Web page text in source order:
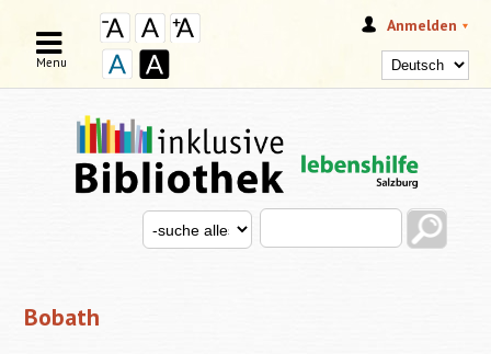
Anmelden
SUCHFORMULAR
Search this site
Search for
Menu
Bobath